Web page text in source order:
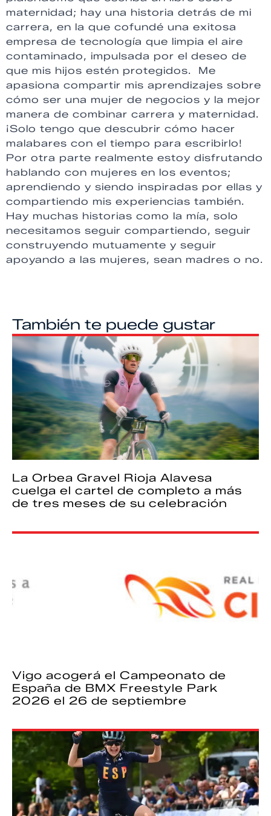
maternidad; hay una historia detrás de mi
carrera, en la que cofundé una exitosa
empresa de tecnología que limpia el aire
contaminado, impulsada por el deseo de
que mis hijos estén protegidos. Me
apasiona compartir mis aprendizajes sobre
cómo ser una mujer de negocios y la mejor
manera de combinar carrera y maternidad.
¡Solo tengo que descubrir cómo hacer
malabares con el tiempo para escribirlo!
Por otra parte realmente estoy disfrutando
hablando con mujeres en los eventos;
aprendiendo y siendo inspiradas por ellas y
compartiendo mis experiencias también.
Hay muchas historias como la mía, solo
necesitamos seguir compartiendo, seguir
construyendo mutuamente y seguir
apoyando a las mujeres, sean madres o no.
También te puede gustar
La Orbea Gravel Rioja Alavesa
cuelga el cartel de completo a más
de tres meses de su celebración
Vigo acogerá el Campeonato de
España de BMX Freestyle Park
2026 el 26 de septiembre